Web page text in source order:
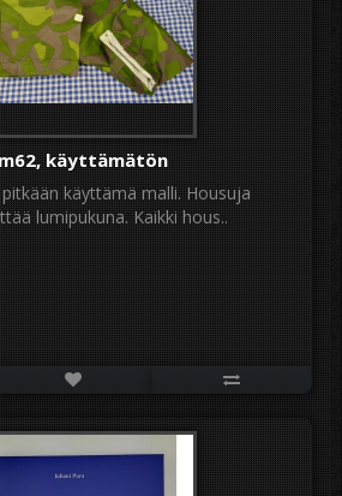
käyttämätön
käyttämä malli. Housuja
lumipukuna. Kaikki hous..